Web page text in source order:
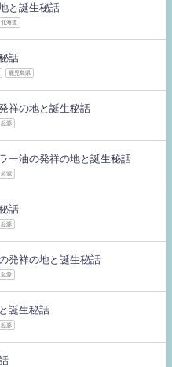
と誕生秘話
北海道
話
鹿児島県
祥の地と誕生秘話
起源
ー油の発祥の地と誕生秘話
起源
話
起源
発祥の地と誕生秘話
起源
誕生秘話
起源